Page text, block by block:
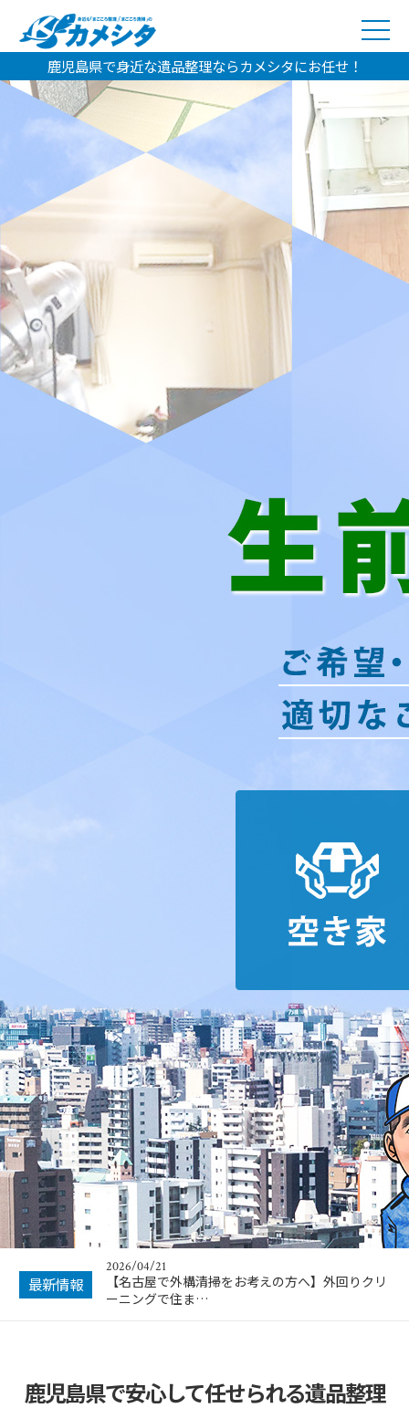
鹿児島県で身近な遺品整理ならカメシタにお任せ！
最新情報
2026/04/21
【名古屋で外構清掃をお考えの方へ】外回りクリ
ーニングで住ま…
鹿児島県で安心して任せられる遺品整理